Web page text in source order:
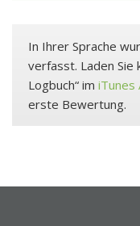
In Ihrer Sprache
verfasst. Laden Sie
Logbuch“ im iTunes
erste Bewertung.